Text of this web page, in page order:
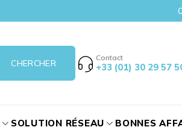
Contact
+33 (01) 30 29 57
SOLUTION RÉSEAU BONNES